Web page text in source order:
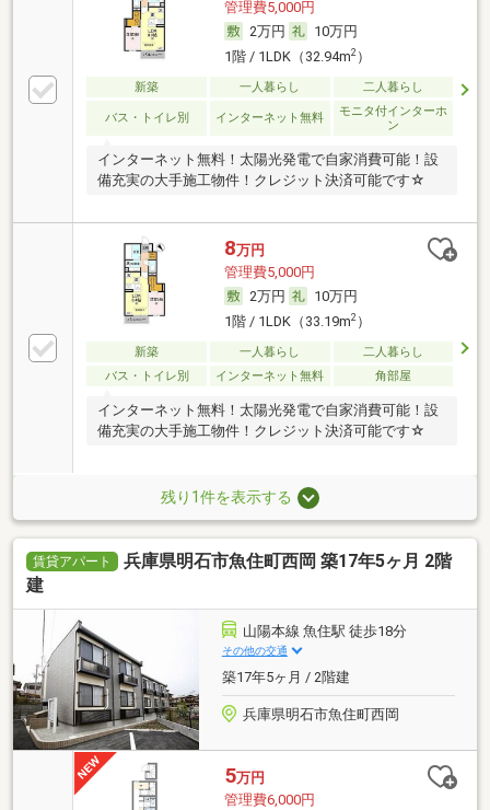
管理費5,000円
2万円
10万円
1階 / 1LDK（32.94m2）
新築 一人暮らし 二人暮らし
バス・トイレ別 インターネット無料
モニタ付インターホ
ン
インターネット無料！太陽光発電で自家消費可能！設
備充実の大手施工物件！クレジット決済可能です☆
8万円
管理費5,000円
2万円
10万円
1階 / 1LDK（33.19m2）
新築 一人暮らし
二人暮らし
バス・トイレ別
インターネット無料 角部屋
インターネット無料！太陽光発電で自家消費可能！設
備充実の大手施工物件！クレジット決済可能です☆
残り1件を表示する
賃貸アパート
兵庫県明石市魚住町西岡 築17年5ヶ月 2階
建
山陽本線 魚住駅 徒歩18分
その他の交通
築17年5ヶ月 / 2階建
兵庫県明石市魚住町西岡
5万円
管理費6,000円